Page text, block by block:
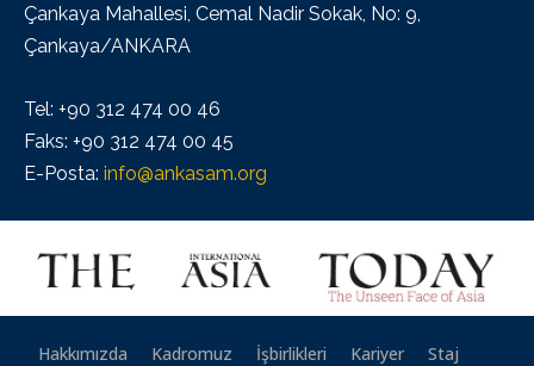
Çankaya Mahallesi, Cemal Nadir Sokak, No: 9,
Çankaya/ANKARA
Tel: +90 312 474 00 46
Faks: +90 312 474 00 45
E-Posta: info@ankasam.org
Hakkımızda Kadromuz İşbirlikleri Kariyer
Staj